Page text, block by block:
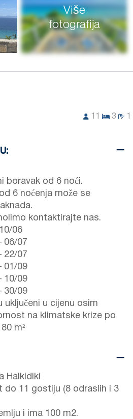
Više
fotografija
3
boravak od 6 noći.
6 noćenja može se
kontaktirajte nas.
10/06
06/07
22/07
01/09
10/09
30/09
uključeni u cijenu osim
na klimatske krize po
m²
Halkidiki
do 11 gostiju (8 odraslih i 3
i ima 100 m2.